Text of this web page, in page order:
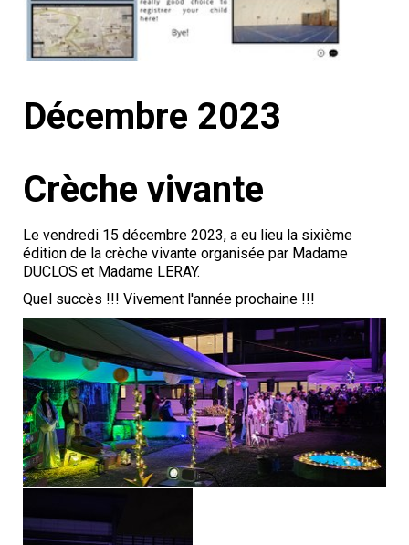
Décembre 2023
Crèche vivante
Le vendredi 15 décembre 2023, a eu lieu la sixième
édition de la crèche vivante organisée par Madame
DUCLOS et Madame LERAY.
Quel succès !!! Vivement l'année prochaine !!!